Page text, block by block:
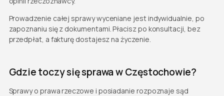
Prowadzenie całej sprawy wyceniane jest indywidualnie, po
zapoznaniu się z dokumentami. Płacisz po konsultacji, bez
przedpłat, a fakturę dostajesz na życzenie.
Gdzie toczy się sprawa w Częstochowie?
Sprawy o prawa rzeczowe i posiadanie rozpoznaje sąd